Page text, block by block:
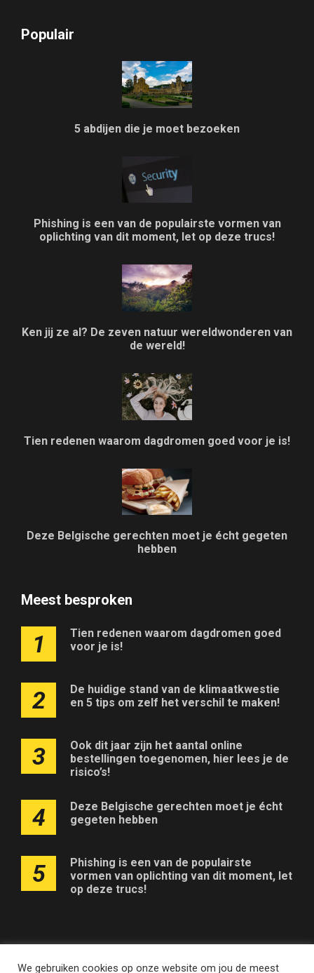
Populair
5 abdijen die je moet bezoeken
Phishing is een van de populairste vormen van
oplichting van dit moment, let op deze trucs!
Ken jij ze al? De zeven natuur wereldwonderen van
de wereld!
Tien redenen waarom dagdromen goed voor je is!
Deze Belgische gerechten moet je écht gegeten
hebben
Meest besproken
1
Tien redenen waarom dagdromen goed
voor je is!
2
De huidige stand van de klimaatkwestie
en 5 tips om zelf het verschil te maken!
3
Ook dit jaar zijn het aantal online
bestellingen toegenomen, hier lees je de
risico’s!
4
Deze Belgische gerechten moet je écht
gegeten hebben
5
Phishing is een van de populairste
vormen van oplichting van dit moment, let
op deze trucs!
We gebruiken cookies op onze website om jou de meest